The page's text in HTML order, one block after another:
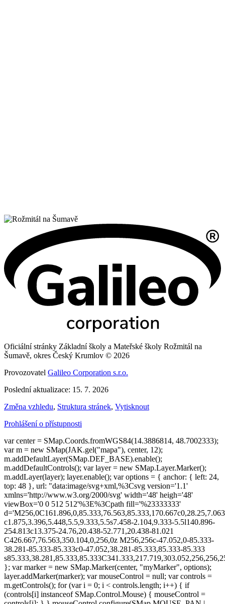
Oficiální stránky Základní školy a Mateřské školy Rožmitál na
Šumavě, okres Český Krumlov © 2026
Provozovatel Galileo Corporation s.r.o.
Poslední aktualizace: 15. 7. 2026
Změna vzhledu, Struktura stránek, Vytisknout
Prohlášení o přístupnosti
var center = SMap.Coords.fromWGS84(14.3886814, 48.7002333);
var m = new SMap(JAK.gel("mapa"), center, 12);
m.addDefaultLayer(SMap.DEF_BASE).enable();
m.addDefaultControls(); var layer = new SMap.Layer.Marker();
m.addLayer(layer); layer.enable(); var options = { anchor: { left: 24,
top: 48 }, url: "data:image/svg+xml,%3Csvg version='1.1'
xmlns='http://www.w3.org/2000/svg' width='48' heigh='48'
viewBox='0 0 512 512'%3E%3Cpath fill='%23333333'
c1.875,3.396,5.448,5.5,9.333,5.5s7.458-2.104,9.333-5.5l140.896-
254.813c13.375-24.76,20.438-52.771,20.438-81.021
C426.667,76.563,350.104,0,256,0z M256,256c-47.052,0-85.333-
38.281-85.333-85.333c0-47.052,38.281-85.333,85.333-85.333
}; var marker = new SMap.Marker(center, "myMarker", options);
layer.addMarker(marker); var mouseControl = null; var controls =
m.getControls(); for (var i = 0; i < controls.length; i++) { if
(controls[i] instanceof SMap.Control.Mouse) { mouseControl =